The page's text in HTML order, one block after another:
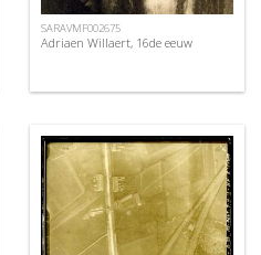
SARAVMF002675
Adriaen Willaert, 16de eeuw